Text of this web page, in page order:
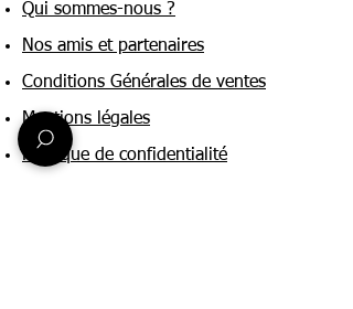
Qui sommes-nous ?
Nos amis et partenaires
Conditions Générales de ventes
Mentions légales
Politique de confidentialité